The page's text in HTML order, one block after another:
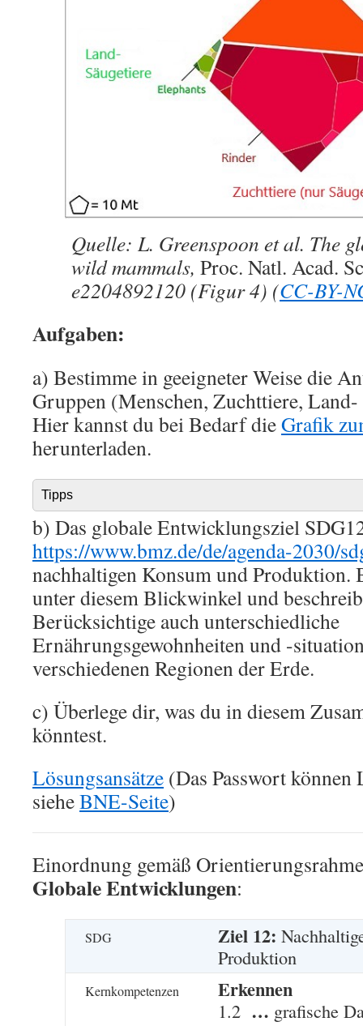
Quelle: L. Greenspoon et al. The
wild mammals, Proc. Natl. Acad.
e2204892120 (Figur 4) (CC-BY-
Aufgaben:
a) Bestimme in geeigneter Weise die
Gruppen (Menschen, Zuchttiere,
Hier kannst du bei Bedarf dieGrafik
herunterladen.
Tipps
b) Das globale Entwicklungsziel
https://www.bmz.de/de/agenda-2030/
nachhaltigen Konsum und Produktion.
unter diesem Blickwinkel und
Berücksichtige auch unterschiedliche
Ernährungsgewohnheiten und -
verschiedenen Regionen der Erde.
c) Überlege dir, was du in diesem
könntest.
Lösungsansätze (Das Passwort
sieheBNE-Seite)
Einordnung gemäß
Globale Entwicklungen:
SDG Ziel 12:
Produktion
Kernkompetenzen Erkennen
1.2 … grafische